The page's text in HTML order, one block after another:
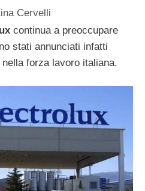
Cervelli
continua a preoccupare
stati annunciati infatti
nella forza lavoro italiana.